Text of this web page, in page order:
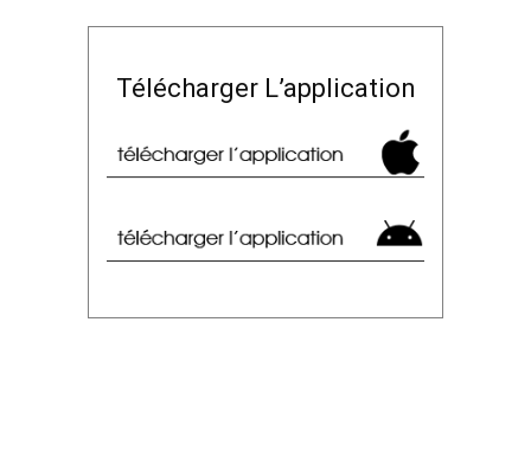
Télécharger L’application